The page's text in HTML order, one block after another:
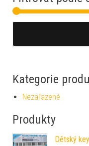
Kategorie
Nezařazené
Produkty
Dětský